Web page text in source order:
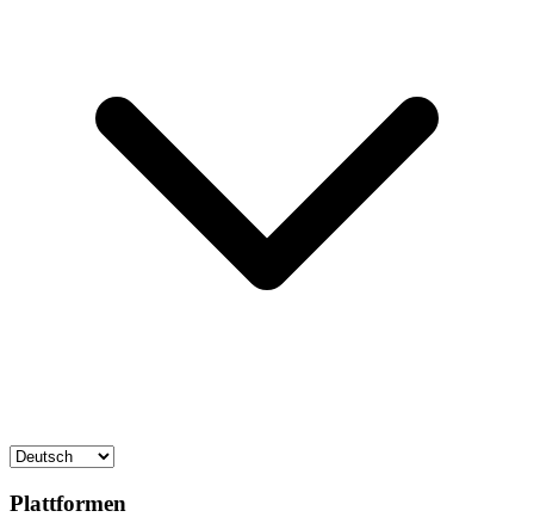
Plattformen